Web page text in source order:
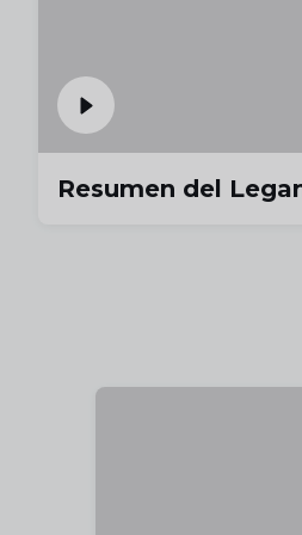
Resumen del